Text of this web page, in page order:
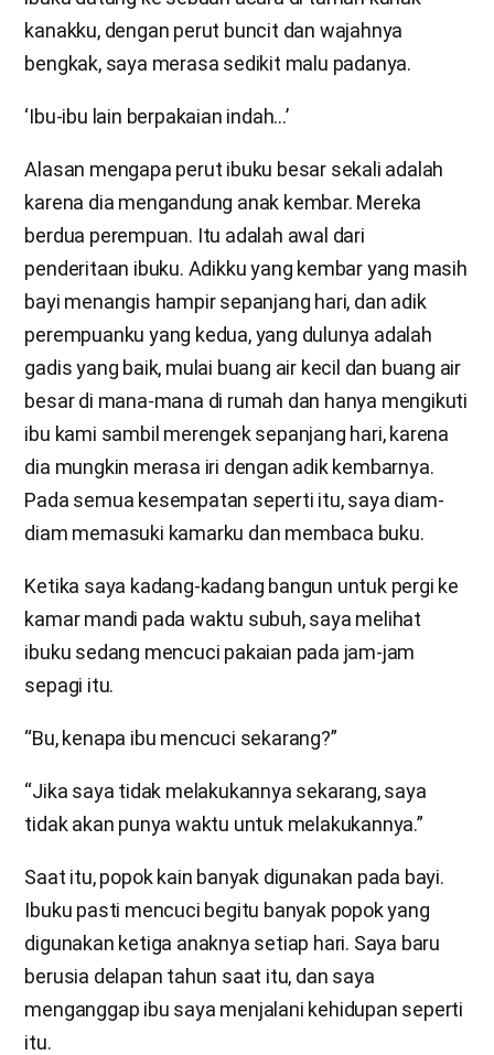
kanakku, dengan perut buncit dan wajahnya
bengkak, saya merasa sedikit malu padanya.
‘Ibu-ibu lain berpakaian indah…’
Alasan mengapa perut ibuku besar sekali adalah
karena dia mengandung anak kembar. Mereka
berdua perempuan. Itu adalah awal dari
penderitaan ibuku. Adikku yang kembar yang masih
bayi menangis hampir sepanjang hari, dan adik
perempuanku yang kedua, yang dulunya adalah
gadis yang baik, mulai buang air kecil dan buang air
besar di mana-mana di rumah dan hanya mengikuti
ibu kami sambil merengek sepanjang hari, karena
dia mungkin merasa iri dengan adik kembarnya.
Pada semua kesempatan seperti itu, saya diam-
diam memasuki kamarku dan membaca buku.
Ketika saya kadang-kadang bangun untuk pergi ke
kamar mandi pada waktu subuh, saya melihat
ibuku sedang mencuci pakaian pada jam-jam
sepagi itu.
“Bu, kenapa ibu mencuci sekarang?”
“Jika saya tidak melakukannya sekarang, saya
tidak akan punya waktu untuk melakukannya.”
Saat itu, popok kain banyak digunakan pada bayi.
Ibuku pasti mencuci begitu banyak popok yang
digunakan ketiga anaknya setiap hari. Saya baru
berusia delapan tahun saat itu, dan saya
menganggap ibu saya menjalani kehidupan seperti
itu.